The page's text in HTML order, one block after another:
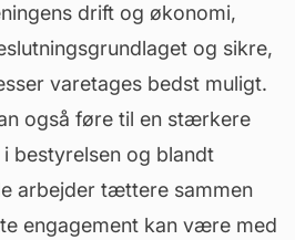
drift og økonomi,
og sikre,
varetages bedst muligt.
også føre til en stærkere
bestyrelsen og blandt
arbejder tættere sammen
engagement kan være med